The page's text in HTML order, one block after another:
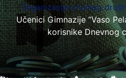
Organizacije civilnog
Učenici Gimnazije “Vaso
korisnike Dnevnog